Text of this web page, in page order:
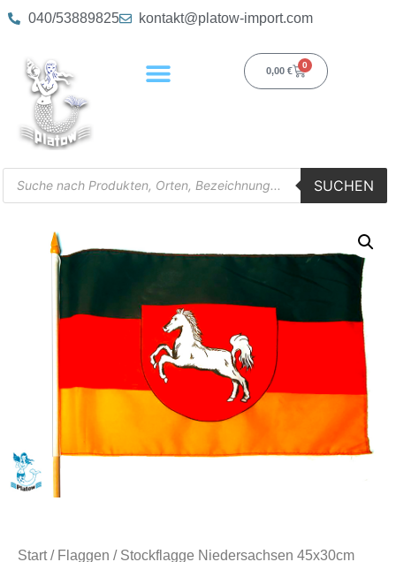
040/53889825 kontakt@platow-import.com
0,00 €
0
SUCHEN
Start/ Flaggen / Stockflagge Niedersachsen 45x30cm